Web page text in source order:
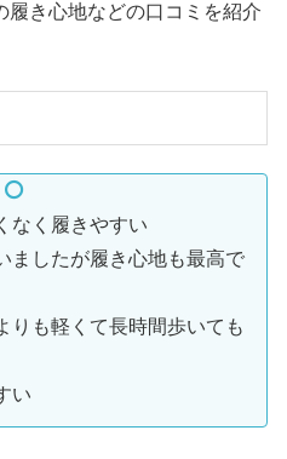
履き心地などの口コミを紹介
なく履きやすい
ましたが履き心地も最高で
りも軽くて長時間歩いても
い